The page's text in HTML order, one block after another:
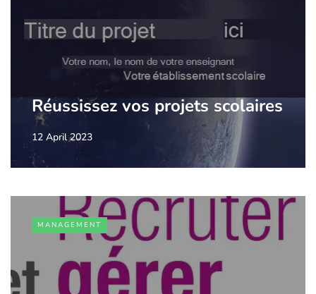
Réussissez vos projets scolaires
12 April 2023
MANAGEMENT